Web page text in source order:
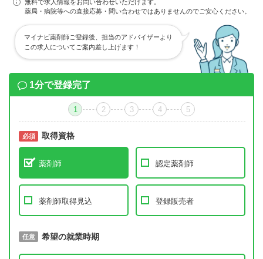
無料で求人情報をお問い合わせいただけます。
薬局・病院等への直接応募・問い合わせではありませんのでご安心ください。
マイナビ薬剤師ご登録後、担当のアドバイザーより
この求人についてご案内差し上げます！
1分で登録完了
1 2 3 4 5
必須 取得資格
薬剤師 認定薬剤師
薬剤師取得見込 登録販売者
必須 取得予定年
任意 希望の就業時期